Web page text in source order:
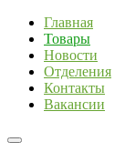
Главная
Товары
Новости
Отделения
Контакты
Вакансии